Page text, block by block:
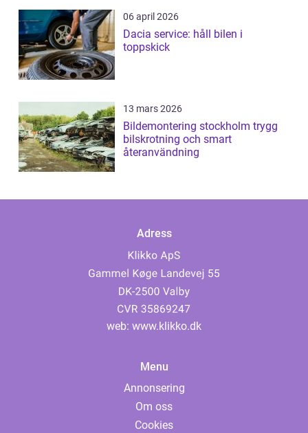
06 april 2026
Dacia service: håll bilen i
toppskick
13 mars 2026
Bildemontering stockholm trygg
bilskrotning och smart
återanvändning
Adress
web: www.klikko.dk
Menu
Annonsering
Om oss
Cookies